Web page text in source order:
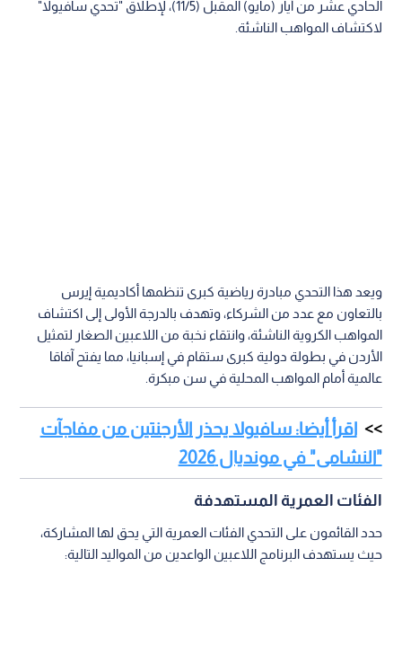
الحادي عشر من أيار (مايو) المقبل (11/5)، لإطلاق "تحدي سافيولا"
لاكتشاف المواهب الناشئة.
ويعد هذا التحدي مبادرة رياضية كبرى تنظمها أكاديمية إيرس
بالتعاون مع عدد من الشركاء، وتهدف بالدرجة الأولى إلى اكتشاف
المواهب الكروية الناشئة، وانتقاء نخبة من اللاعبين الصغار لتمثيل
الأردن في بطولة دولية كبرى ستقام في إسبانيا، مما يفتح آفاقا
عالمية أمام المواهب المحلية في سن مبكرة.
اقرأ أيضا: سافيولا يحذر الأرجنتين من مفاجآت
"النشامى" في مونديال 2026
الفئات العمرية المستهدفة
حدد القائمون على التحدي الفئات العمرية التي يحق لها المشاركة،
حيث يستهدف البرنامج اللاعبين الواعدين من المواليد التالية: